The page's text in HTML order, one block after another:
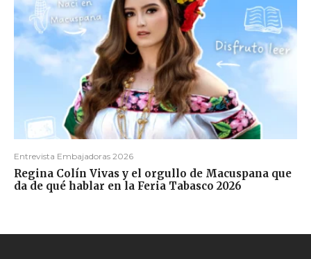
Entrevista Embajadoras 2026
Regina Colín Vivas y el orgullo de Macuspana que
da de qué hablar en la Feria Tabasco 2026